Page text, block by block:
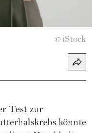
© iStock
Test zur
könnte